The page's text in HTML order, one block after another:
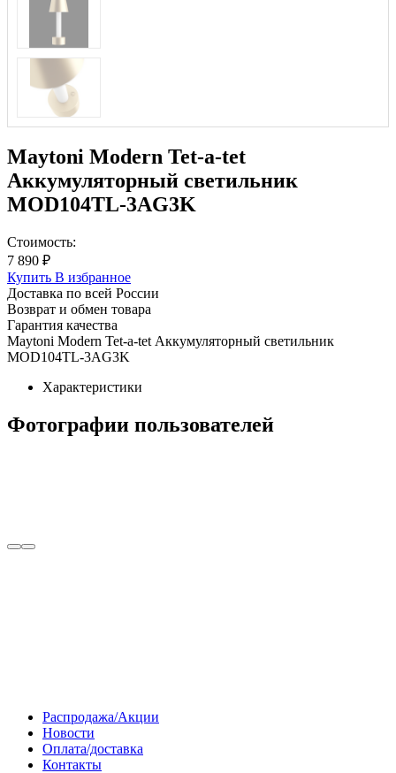
Maytoni Modern Tet-a-tet
Аккумуляторный светильник
MOD104TL-3AG3K
Стоимость:
7 890 ₽
Купить В избранное
Доставка по всей России
Возврат и обмен товара
Гарантия качества
Maytoni Modern Tet-a-tet Аккумуляторный светильник
MOD104TL-3AG3K
Характеристики
Фотографии пользователей
Распродажа/Акции
Новости
Оплата/доставка
Контакты